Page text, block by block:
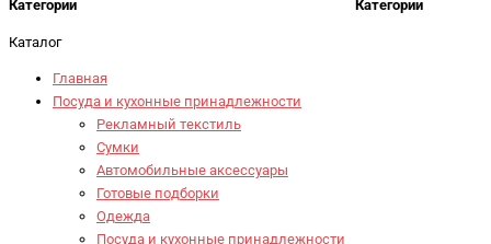
Категории Категории
Каталог
Главная
Посуда и кухонные принадлежности
Рекламный текстиль
Сумки
Автомобильные аксессуары
Готовые подборки
Одежда
Посуда и кухонные принадлежности